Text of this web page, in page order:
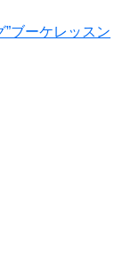
”ブーケレッスン